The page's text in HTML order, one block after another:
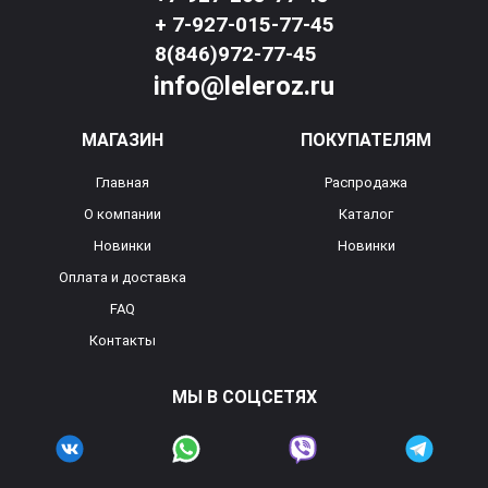
+ 7-927-015-77-45
8(846)972-77-45
info@leleroz.ru
МАГАЗИН
Главная
О компании
Новинки
Оплата и доставка
FAQ
Контакты
ПОКУПАТЕЛЯМ
Распродажа
Каталог
Новинки
МЫ В СОЦСЕТЯХ